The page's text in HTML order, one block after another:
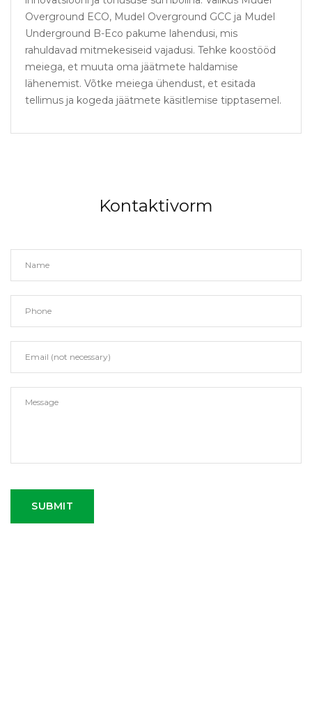
Overground ECO, Mudel Overground GCC ja Mudel
Underground B-Eco pakume lahendusi, mis
rahuldavad mitmekesiseid vajadusi. Tehke koostööd
meiega, et muuta oma jäätmete haldamise
lähenemist. Võtke meiega ühendust, et esitada
tellimus ja kogeda jäätmete käsitlemise tipptasemel.
Kontaktivorm
SUBMIT